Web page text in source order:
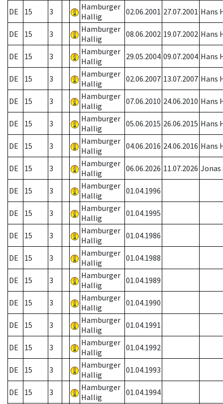
DE 15 3
Hamburger
Hallig
02.06.2001 27.07.2001 Hans
DE 15 3
Hamburger
Hallig
08.06.2002 19.07.2002 Hans
DE 15 3
Hamburger
Hallig
29.05.2004 09.07.2004 Hans
DE 15 3
Hamburger
Hallig
02.06.2007 13.07.2007 Hans
DE 15 3
Hamburger
Hallig
07.06.2010 24.06.2010 Hans
DE 15 3
Hamburger
Hallig
05.06.2015 26.06.2015 Hans
DE 15 3
Hamburger
Hallig
04.06.2016 24.06.2016 Hans
DE 15 3
Hamburger
Hallig
06.06.2026 11.07.2026
DE 15 3
Hamburger
Hallig
01.04.1996
DE 15 3
Hamburger
Hallig
01.04.1995
DE 15 3
Hamburger
Hallig
01.04.1986
DE 15 3
Hamburger
Hallig
01.04.1988
DE 15 3
Hamburger
Hallig
01.04.1989
DE 15 3
Hamburger
Hallig
01.04.1990
DE 15 3
Hamburger
Hallig
01.04.1991
DE 15 3
Hamburger
Hallig
01.04.1992
DE 15 3
Hamburger
Hallig
01.04.1993
DE 15 3
Hamburger
Hallig
01.04.1994